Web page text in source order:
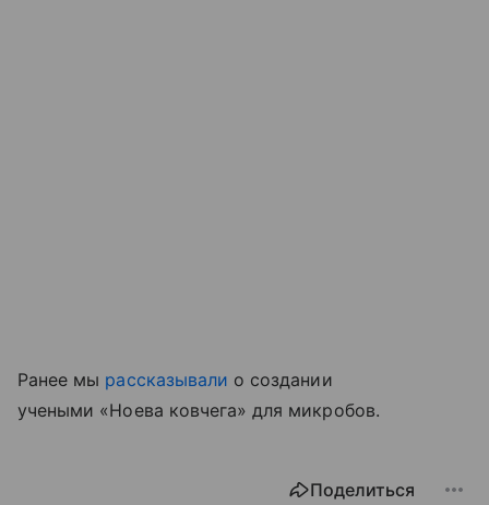
Ранее мы рассказывали о создании
учеными «Ноева ковчега» для микробов.
Поделиться